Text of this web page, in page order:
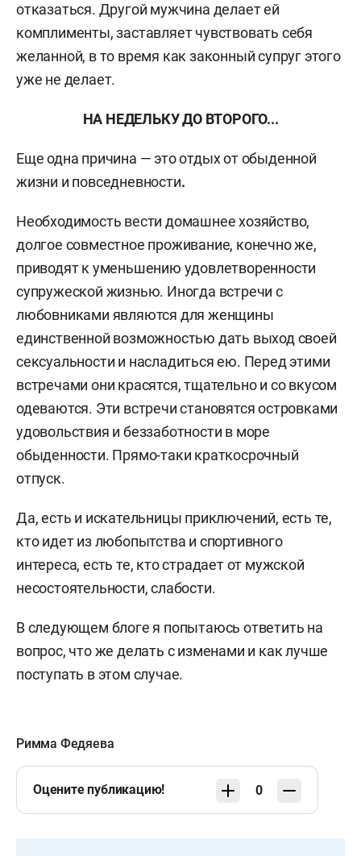
отказаться. Другой мужчина делает ей
комплименты, заставляет чувствовать себя
желанной, в то время как законный супруг этого
уже не делает.
НА НЕДЕЛЬКУ ДО ВТОРОГО...
Еще одна причина — это отдых от обыденной
жизни и повседневности.
Необходимость вести домашнее хозяйство,
долгое совместное проживание, конечно же,
приводят к уменьшению удовлетворенности
супружеской жизнью. Иногда встречи с
любовниками являются для женщины
единственной возможностью дать выход своей
сексуальности и насладиться ею. Перед этими
встречами они красятся, тщательно и со вкусом
одеваются. Эти встречи становятся островками
удовольствия и беззаботности в море
обыденности. Прямо-таки краткосрочный
отпуск.
Да, есть и искательницы приключений, есть те,
кто идет из любопытства и спортивного
интереса, есть те, кто страдает от мужской
несостоятельности, слабости.
В следующем блоге я попытаюсь ответить на
вопрос, что же делать с изменами и как лучше
поступать в этом случае.
Римма Федяева
Оцените публикацию! 0